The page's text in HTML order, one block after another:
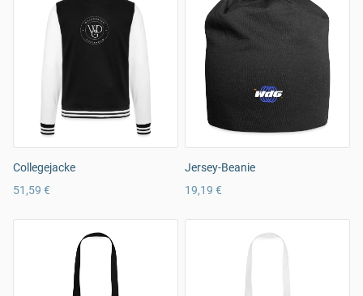
Collegejacke
51,59 €
Jersey-Beanie
19,19 €